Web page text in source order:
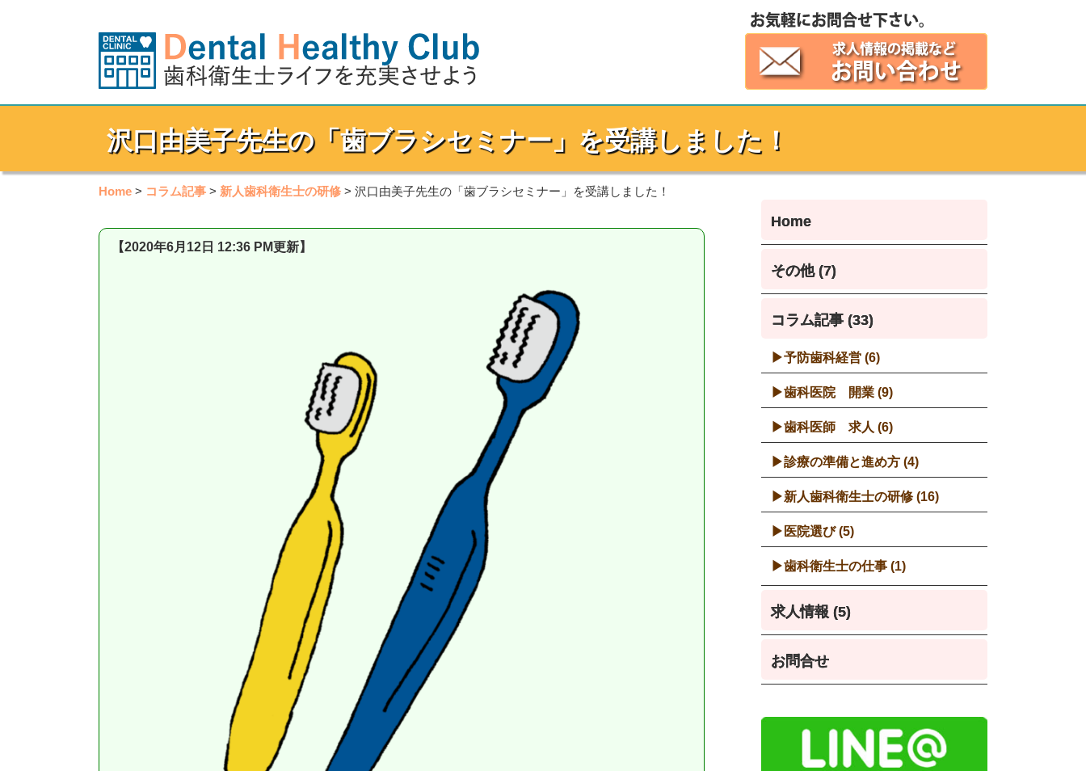
沢口由美子先生の「歯ブラシセミナー」を受講しました！
Home
その他 (7)
コラム記事 (33)
予防歯科経営 (6)
歯科医院 開業 (9)
歯科医師 求人 (6)
診療の準備と進め方 (4)
新人歯科衛生士の研修 (16)
医院選び (5)
歯科衛生士の仕事 (1)
求人情報 (5)
お問合せ
Home > コラム記事 > 新人歯科衛生士の研修 > 沢口由美子先生の「歯ブラシセミナー」を受講しました！
【2020年6月12日 12:36 PM更新】